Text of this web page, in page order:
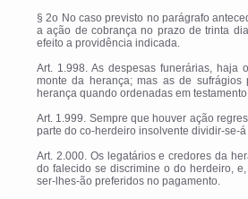
§ 2o No caso previsto no parágrafo
a ação de cobrança no prazo de trinta
efeito a providência indicada.
Art. 1.998. As despesas funerárias, haja
monte da herança; mas as de
herança quando ordenadas em
Art. 1.999. Sempre que houver ação
parte do co-herdeiro insolvente dividir-se-
Art. 2.000. Os legatários e credores da
do falecido se discrimine o do herdeiro,
ser-lhes-ão preferidos no pagamento.